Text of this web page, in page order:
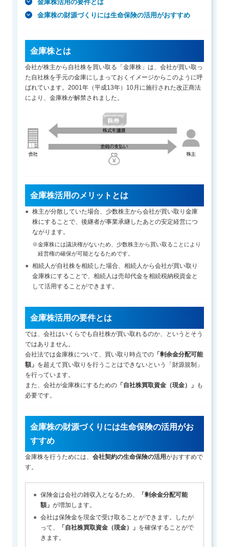
金庫株活用の要件とは
金庫株の財源づくりには生命保険の活用がおすすめ
金庫株とは
会社が株主から自社株を買い取る「金庫株」は、会社が買い取っ
た自社株を手元の金庫にしまっておくイメージからこのように呼
ばれています。2001年（平成13年）10月に施行された改正商法
により、金庫株が解禁されました。
金庫株活用のメリットとは
株主が分散していた場合、少数株主から会社が買い取り金庫
株にすることで、後継者が事業承継したあとの安定経営につ
ながります。
※金庫株には議決権がないため、少数株主から買い取ることにより
経営権の確保が可能となるためです。
相続人が自社株を相続した場合、相続人から会社が買い取り
金庫株にすることで、相続人は売却代金を相続税納税資金と
して活用することができます。
金庫株活用の要件とは
では、会社はいくらでも自社株が買い取れるのか、というとそう
ではありません。
会社法では金庫株について、買い取り時点での 「剰余金分配可能
額」 を超えて買い取りを行うことはできないという「財源規制」
を行っています。
また、会社が金庫株にするための 「自社株買取資金（現金）」 も
必要です。
金庫株の財源づくりには生命保険の活用がお
すすめ
金庫株を行うためには、 会社契約の生命保険の活用がおすすめで
す。
保険金は会社の雑収入となるため、
「剰余金分配可能
額」が増加します。
会社は保険金を現金で受け取ることができます。したが
って、
「自社株買取資金（現金）」 を確保することがで
きます。